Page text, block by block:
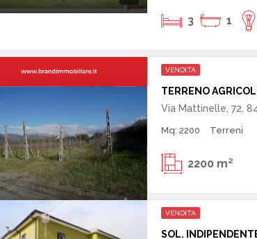
3 1
VENDITA
TERRENO
Via Mattinelle, 72,
Mq: 2200 Terreni
2200 m²
VENDITA